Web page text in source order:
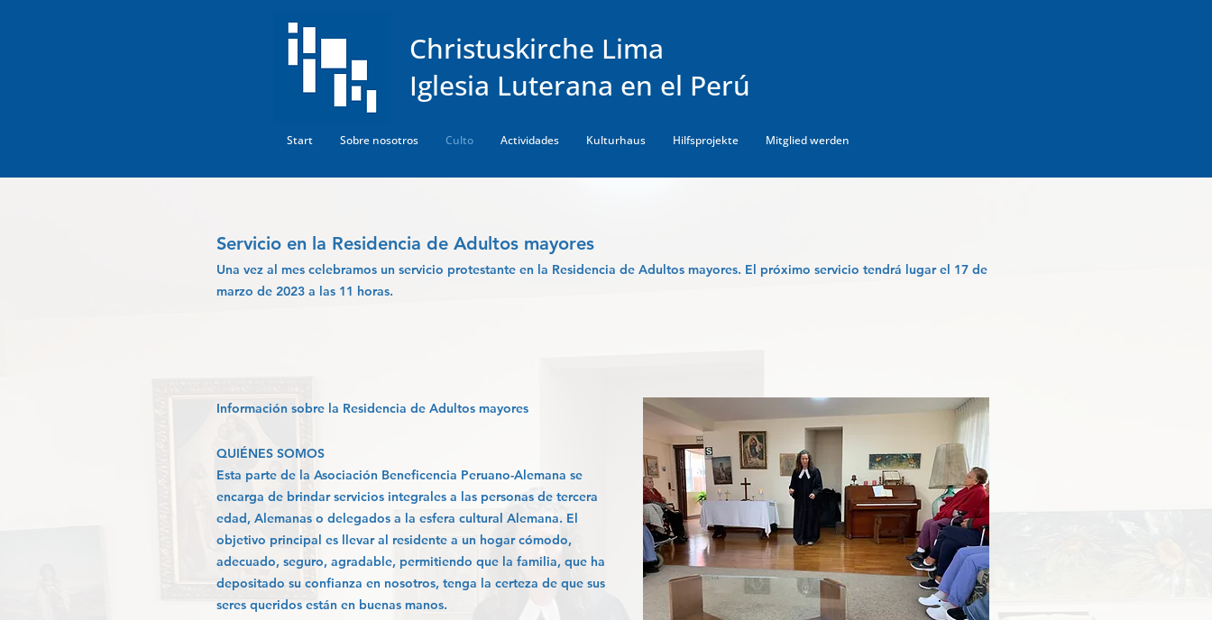
Christuskirche Lima
Iglesia Luterana en el Perú
Start Sobre nosotros Culto Actividades Kulturhaus Hilfsprojekte Mitglied werden
Servicio en la Residencia de Adultos mayores
Una vez al mes celebramos un servicio protestante en la Residencia de Adultos mayores. El próximo servicio tendrá lugar el 17 de
marzo de 2023 a las 11 horas.
Información sobre la Residencia de Adultos mayores
QUIÉNES SOMOS
Esta parte de la Asociación Beneficencia Peruano-Alemana se
encarga de brindar servicios integrales a las personas de tercera
edad, Alemanas o delegados a la esfera cultural Alemana. El
objetivo principal es llevar al residente a un hogar cómodo,
adecuado, seguro, agradable, permitiendo que la familia, que ha
depositado su confianza en nosotros, tenga la certeza de que sus
seres queridos están en buenas manos.